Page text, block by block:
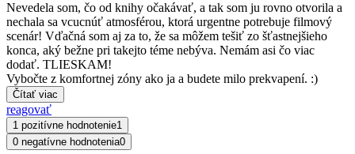
Nevedela som, čo od knihy očakávať, a tak som ju rovno otvorila a
nechala sa vcucnúť atmosférou, ktorá urgentne potrebuje filmový
scenár! Vďačná som aj za to, že sa môžem tešiť zo šťastnejšieho
konca, aký bežne pri takejto téme nebýva. Nemám asi čo viac
dodať. TLIESKAM!
Vybočte z komfortnej zóny ako ja a budete milo prekvapení. :)
Čítať viac
reagovať
1 pozitívne hodnotenie1
0 negatívne hodnotenia0